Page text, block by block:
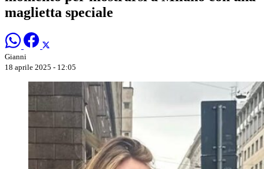
maglietta speciale
Gianni
18 aprile 2025 - 12:05